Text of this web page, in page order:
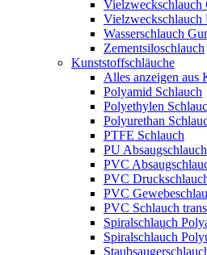
Vielzweckschlauch
Wasserschlauch
Zementsiloschlauch
Kunststoffschläuche
Alles anzeigen aus
Polyamid Schlauch
Polyethylen
Polyurethan
PTFE Schlauch
PU
PVC
PVC
PVC
PVC Schlauch
Spiralschlauch
Spiralschlauch